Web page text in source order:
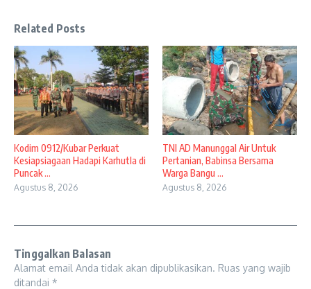
Related Posts
Kodim 0912/Kubar Perkuat
Kesiapsiagaan Hadapi Karhutla di
Puncak ...
Agustus 8, 2026
TNI AD Manunggal Air Untuk
Pertanian, Babinsa Bersama
Warga Bangu ...
Agustus 8, 2026
Tinggalkan Balasan
Alamat email Anda tidak akan dipublikasikan. Ruas yang wajib
ditandai *